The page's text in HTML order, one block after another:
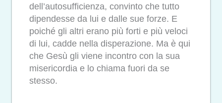
dell’autosufficienza, convinto che tutto
dipendesse da lui e dalle sue forze. E
poiché gli altri erano più forti e più veloci
di lui, cadde nella disperazione. Ma è qui
che Gesù gli viene incontro con la sua
misericordia e lo chiama fuori da se
stesso.